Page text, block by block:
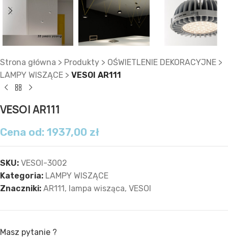
Strona główna > Produkty > OŚWIETLENIE DEKORACYJNE >
LAMPY WISZĄCE > VESOI AR111
VESOI AR111
Cena od: 1937,00 zł
SKU: VESOI-3002
Kategoria: LAMPY WISZĄCE
Znaczniki: AR111 , lampa wisząca, VESOI
Masz pytanie ?